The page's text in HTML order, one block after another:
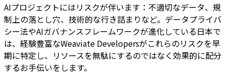
AIプロジェクトにはリスクが伴います：不適切なデータ、規
制上の落とし穴、技術的な行き詰まりなど。データプライバ
シー法やAIガバナンスフレームワークが進化している日本で
は、経験豊富なWeaviate Developersがこれらのリスクを早
期に特定し、リソースを無駄にするのではなく効果的に配分
するお手伝いをします。